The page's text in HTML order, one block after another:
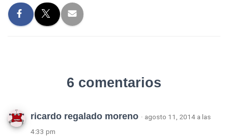
6 comentarios
ricardo regalado moreno · agosto 11, 2014 a las
4:33 pm